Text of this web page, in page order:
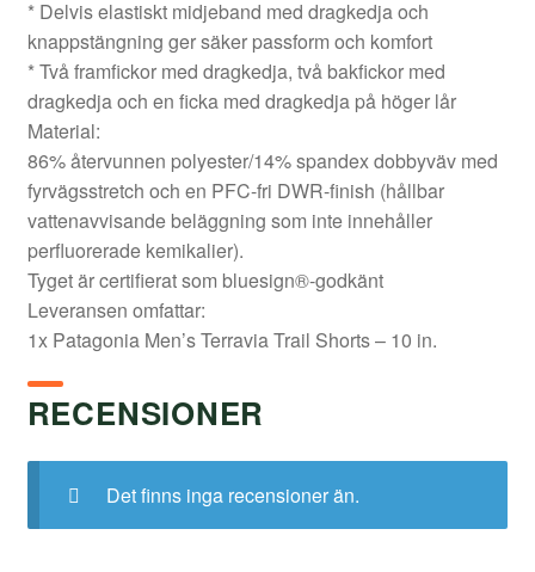
* Delvis elastiskt midjeband med dragkedja och
knappstängning ger säker passform och komfort
* Två framfickor med dragkedja, två bakfickor med
dragkedja och en ficka med dragkedja på höger lår
Material:
86% återvunnen polyester/14% spandex dobbyväv med
fyrvägsstretch och en PFC-fri DWR-finish (hållbar
vattenavvisande beläggning som inte innehåller
perfluorerade kemikalier).
Tyget är certifierat som bluesign®-godkänt
Leveransen omfattar:
1x Patagonia Men’s Terravia Trail Shorts – 10 in.
RECENSIONER
Det finns inga recensioner än.